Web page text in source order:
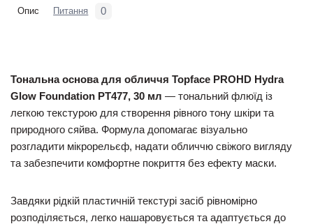
Опис Питання 0
Тональна основа для обличчя Topface PROHD Hydra
Glow Foundation PT477, 30 мл — тональний флюїд із
легкою текстурою для створення рівного тону шкіри та
природного сяйва. Формула допомагає візуально
розгладити мікрорельєф, надати обличчю свіжого вигляду
та забезпечити комфортне покриття без ефекту маски.
Завдяки рідкій пластичній текстурі засіб рівномірно
розподіляється, легко нашаровується та адаптується до